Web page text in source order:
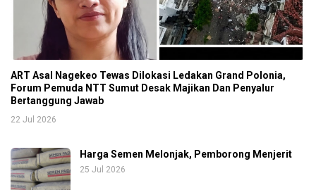
ART Asal Nagekeo Tewas Dilokasi Ledakan Grand Polonia,
Forum Pemuda NTT Sumut Desak Majikan Dan Penyalur
Bertanggung Jawab
22 Jul 2026
Harga Semen Melonjak, Pemborong Menjerit
25 Jul 2026